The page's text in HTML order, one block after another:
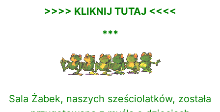
>>>> KLIKNIJ TUTAJ <<<<
***
Sala Żabek, naszych sześciolatków, została